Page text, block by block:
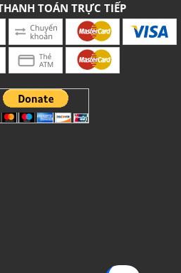
TOÁN TRỰC TIẾP